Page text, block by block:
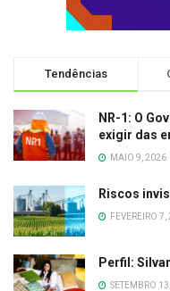
Tendências
NR-1: O
exigir das
MAIO 9, 2026
Riscos
FEVEREIRO
Perfil:
SETEMBRO